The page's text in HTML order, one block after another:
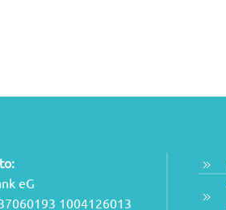
eG
1004126013